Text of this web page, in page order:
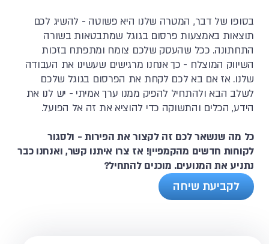
בסופו של דבר, המטרה שלנו היא פשוטה - להשיג לכם
תוצאות באמצעות פרסום בגוגל שמתבטאות בשורה
התחתונה. ככל שהעסק שלכם צומח ומתפתח בזכות
השיווק המוצלח - כך אנחנו מרגישים שעשינו את העבודה
שלנו. אז אם בא לכם לקחת את הפרסום בגוגל שלכם
לשלב הבא ולהתחיל להפיק ממנו ערך אמיתי - יש לנו את
הידע, הכלים והתשוקה כדי להוציא את זה אל הפועל.
כל מה שנשאר לכם זה לקצור את הפירות - ולסגור
לקוחות חדשים מהקמפיין! אז צרו איתנו קשר, ואנחנו כבר
נתניע את המנועים. מוכנים להתחיל?
לקביעת שיחה